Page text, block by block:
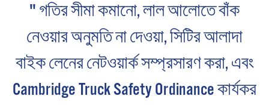
" গতির সীমা কমানো, লাল আলোতে বাঁক
নেওয়ার অনুমতি না দেওয়া, সিটির আলাদা
বাইক লেনের নেটওয়ার্ক সম্প্রসারণ করা, এবং
Cambridge Truck Safety Ordinance কার্যকর